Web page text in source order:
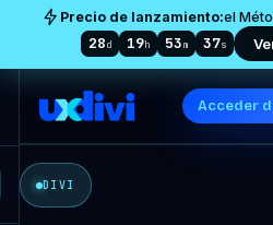
Precio de lanzamiento:el
28d 19h 53m 34s
Acceder
DIVI